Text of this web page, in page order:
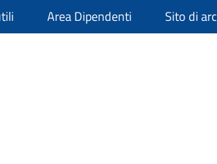
Area Dipendenti Sito di